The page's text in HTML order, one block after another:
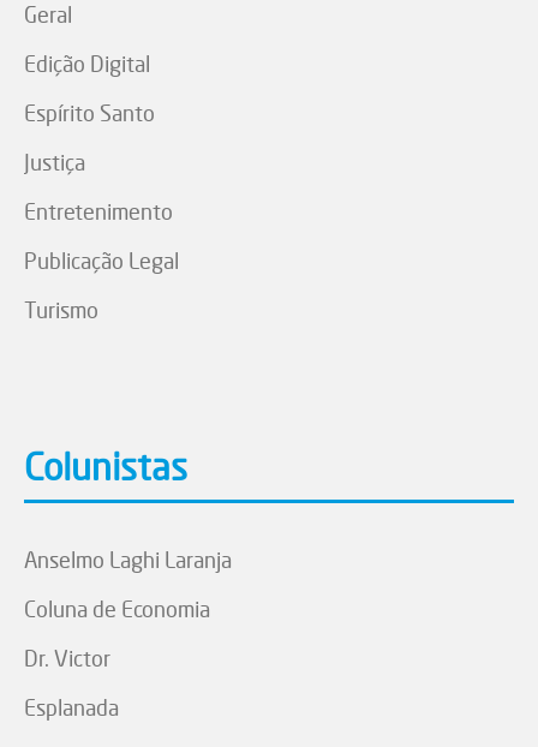
Geral
Edição Digital
Espírito Santo
Justiça
Entretenimento
Publicação Legal
Turismo
Colunistas
Anselmo Laghi Laranja
Coluna de Economia
Dr. Victor
Esplanada